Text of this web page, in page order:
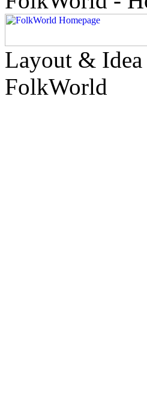
Layout &
FolkWorld